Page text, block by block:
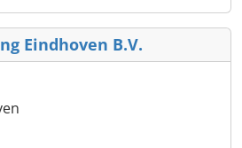
Eindhoven B.V.